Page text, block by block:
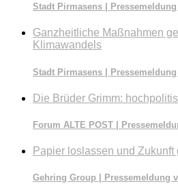
Stadt Pirmasens |
Ganzheitliche Maßnahmen
Klimawandels
Stadt Pirmasens |
Die Brüder Grimm:
Forum ALTE POST |
Papier loslassen und Zukunft
Gehring Group | Pressemeldung